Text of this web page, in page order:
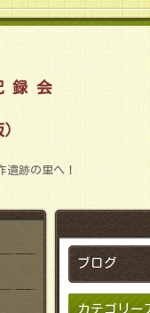
録 会
）
遺跡の里へ！
ブログ
カテゴリー